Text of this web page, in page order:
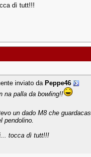
dì tutt!!!
inviato da Peppe46
na palla da bowling!!
un dado M8 che
pendolino.
tocca dì tutt!!!